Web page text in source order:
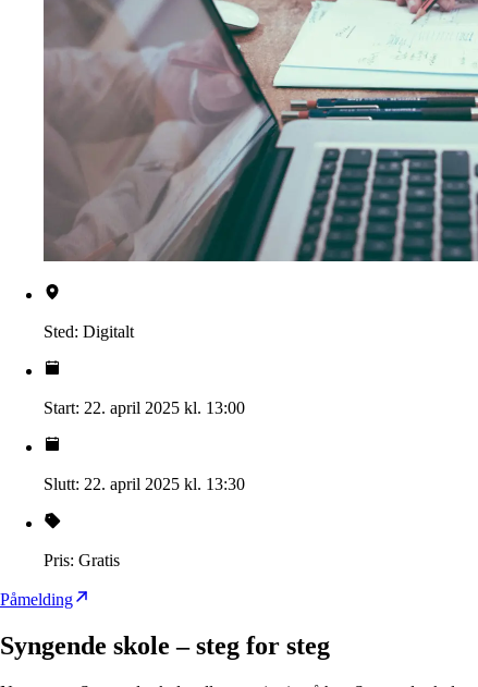
Sted: Digitalt
Start: 22. april 2025 kl. 13:00
Slutt: 22. april 2025 kl. 13:30
Pris: Gratis
Påmelding
Syngende skole – steg for steg